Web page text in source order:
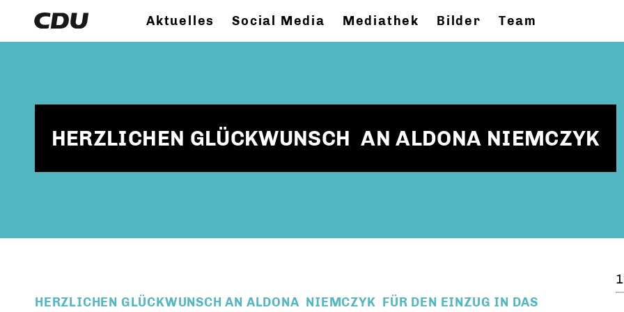
Aktuelles Social Media Mediathek Bilder Team
HERZLICHEN GLÜCKWUNSCH AN ALDONA NIEMCZYK
HERZLICHEN GLÜCKWUNSCH AN ALDONA NIEMCZYK FÜR DEN EINZUG IN DAS